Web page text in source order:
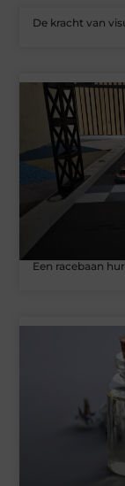
De kracht van
Een racebaan